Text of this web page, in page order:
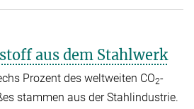
aus dem Stahlwerk
Prozent des weltweiten CO2-
stammen aus der Stahlindustrie.